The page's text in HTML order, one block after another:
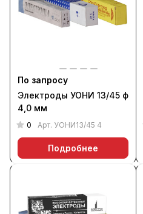
По запросу
Электроды УОНИ 13/45 ф
4,0 мм
0 Арт. УОНИ13/45 4
Подробнее